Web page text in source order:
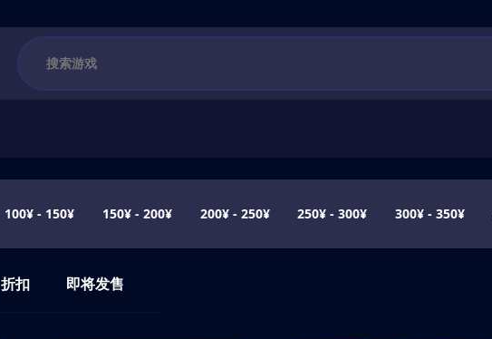
100¥ - 150¥ 150¥ - 200¥ 200¥ - 250¥ 250¥ - 300¥ 300¥ - 350¥
折扣 即将发售